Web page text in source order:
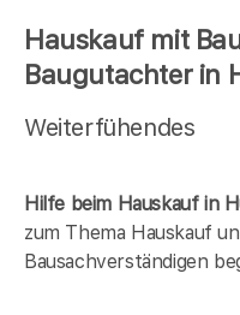
Hauskauf mit
Baugutachter in
Weiterfühendes
Hilfe beim Hauskauf in
zum Thema Hauskauf
Bausachverständigen